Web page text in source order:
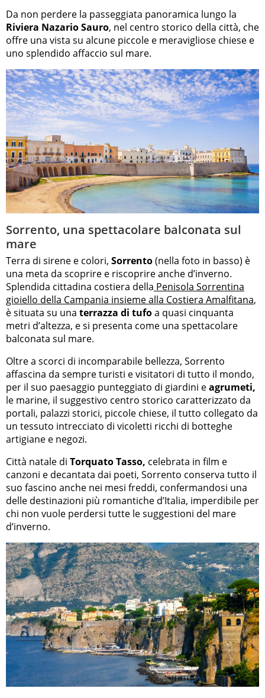
Da non perdere la passeggiata panoramica lungo la
Riviera Nazario Sauro, nel centro storico della città, che
offre una vista su alcune piccole e meravigliose chiese e
uno splendido affaccio sul mare.
Sorrento, una spettacolare balconata sul
mare
Terra di sirene e colori, Sorrento(nella foto in basso) è
una meta da scoprire e riscoprire anche d’inverno.
Splendida cittadina costiera della Penisola Sorrentina
gioiello della Campania insieme alla Costiera Amalfitana,
è situata su una terrazza di tufoa quasi cinquanta
metri d’altezza, e si presenta come una spettacolare
balconata sul mare.
Oltre a scorci di incomparabile bellezza, Sorrento
affascina da sempre turisti e visitatori di tutto il mondo,
per il suo paesaggio punteggiato di giardini eagrumeti,
le marine, il suggestivo centro storico caratterizzato da
portali, palazzi storici, piccole chiese, il tutto collegato da
un tessuto intrecciato di vicoletti ricchi di botteghe
artigiane e negozi.
Città natale di Torquato Tasso, celebrata in film e
canzoni e decantata dai poeti, Sorrento conserva tutto il
suo fascino anche nei mesi freddi, confermandosi una
delle destinazioni più romantiche d’Italia, imperdibile per
chi non vuole perdersi tutte le suggestioni del mare
d’inverno.